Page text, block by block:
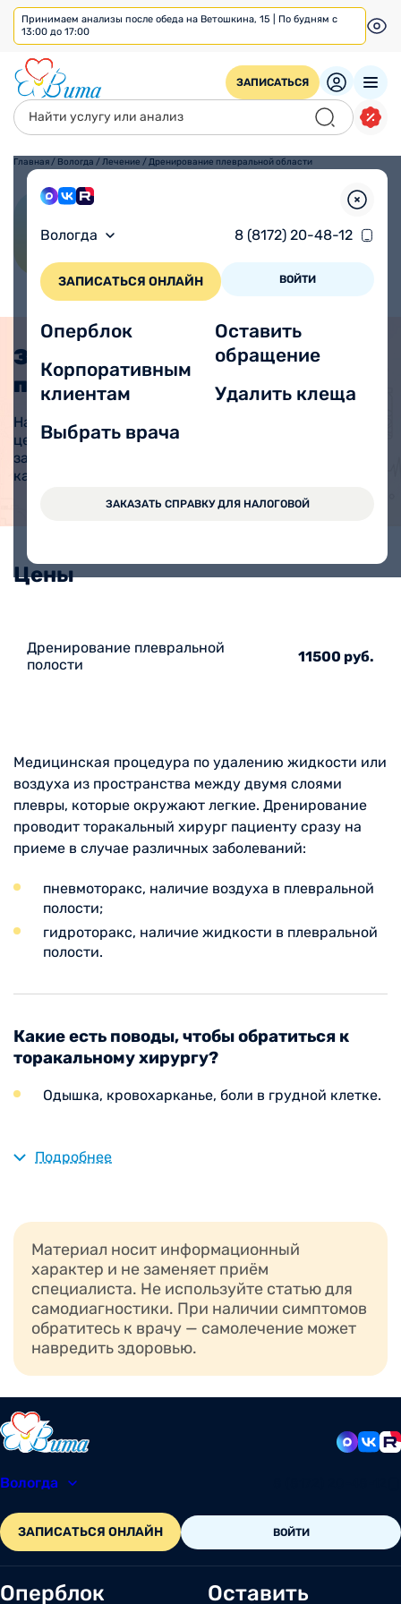
Принимаем анализы после обеда на Ветошкина, 15 | По будням с
13:00 до 17:00
ЗАПИСАТЬСЯ
Вологда 8 (8172) 20-48-12
ЗАПИСАТЬСЯ ОНЛАЙН ВОЙТИ
Оперблок
Корпоративным
клиентам
Выбрать врача
Оставить
обращение
Удалить клеща
ЗАКАЗАТЬ СПРАВКУ ДЛЯ НАЛОГОВОЙ
Главная / Вологда /Лечение /Дренирование плевральной области
области
Записаться на
прием онлайн
На прием в медицинский
центр Вита можно
записаться через Личный
кабинет.
Цены
Дренирование плевральной
полости
11500 руб.
Медицинская процедура по удалению жидкости или
воздуха из пространства между двумя слоями
плевры, которые окружают легкие. Дренирование
проводит торакальный хирург пациенту сразу на
приеме в случае различных заболеваний:
пневмоторакс, наличие воздуха в плевральной
полости;
гидроторакс, наличие жидкости в плевральной
полости.
Какие есть поводы, чтобы обратиться к
торакальному хирургу?
Одышка, кровохарканье, боли в грудной клетке.
Подробнее
Материал носит информационный
характер и не заменяет приём
специалиста. Не используйте статью для
самодиагностики. При наличии симптомов
обратитесь к врачу — самолечение может
навредить здоровью.
Вологда
ЗАПИСАТЬСЯ ОНЛАЙН ВОЙТИ
Оперблок Оставить